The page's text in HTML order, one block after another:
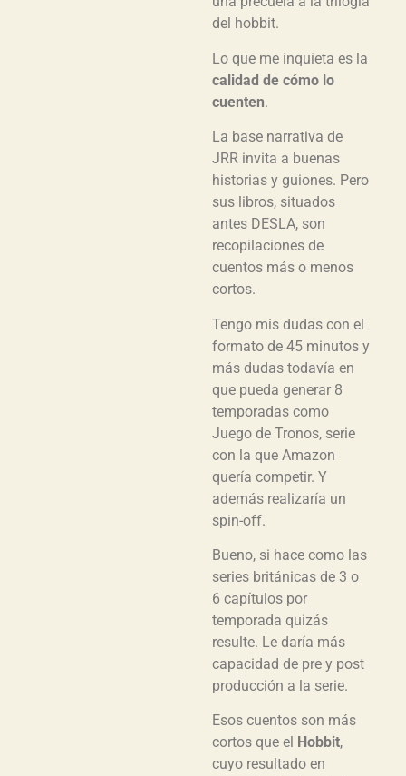
del hobbit.
Lo que me inquieta es la
calidad de cómo lo
cuenten.
La base narrativa de
JRR invita a buenas
historias y guiones. Pero
sus libros, situados
antes DESLA, son
recopilaciones de
cuentos más o menos
cortos.
Tengo mis dudas con el
formato de 45 minutos y
más dudas todavía en
que pueda generar 8
temporadas como
Juego de Tronos, serie
con la que Amazon
quería competir. Y
además realizaría un
spin-off.
Bueno, si hace como las
series británicas de 3 o
6 capítulos por
temporada quizás
resulte. Le daría más
capacidad de pre y post
producción a la serie.
Esos cuentos son más
cortos que el Hobbit,
cuyo resultado en